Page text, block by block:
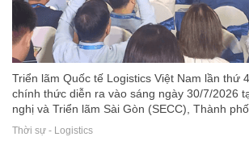
Triển lãm Quốc tế Logistics Việt Nam lần thứ
chính thức diễn ra vào sáng ngày 30/7/2026
nghị và Triển lãm Sài Gòn (SECC), Thành
Thời sự - Logistics